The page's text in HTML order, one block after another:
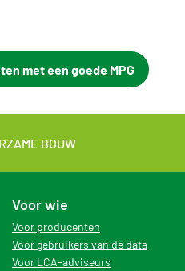
met een goede MPG
BOUW
Voor wie
Voor producenten
Voor gebruikers van de data
Voor LCA-adviseurs